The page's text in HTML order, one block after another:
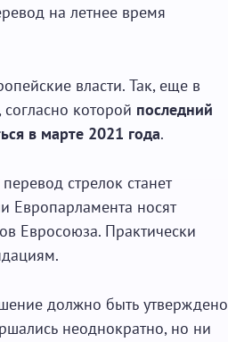
на летнее время
власти. Так, еще в
которой последний
в марте 2021 года.
стрелок станет
Европарламента носят
Евросоюза. Практически
должно быть утверждено
неоднократно, но ни